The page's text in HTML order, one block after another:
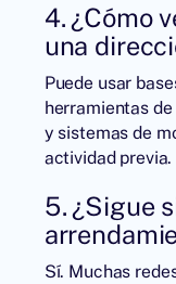
4. ¿Cómo
una
Puede usar
herramientas
y sistemas de
actividad previa.
5. ¿Sigue
Sí. Muchas